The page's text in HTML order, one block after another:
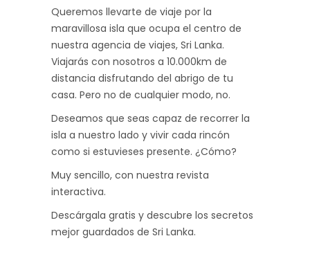
Queremos llevarte de viaje por la
maravillosa isla que ocupa el centro de
nuestra agencia de viajes, Sri Lanka.
Viajarás con nosotros a 10.000km de
distancia disfrutando del abrigo de tu
casa. Pero no de cualquier modo, no.
Deseamos que seas capaz de recorrer la
isla a nuestro lado y vivir cada rincón
como si estuvieses presente. ¿Cómo?
Muy sencillo, con nuestra revista
interactiva.
Descárgala gratis y descubre los secretos
mejor guardados de Sri Lanka.